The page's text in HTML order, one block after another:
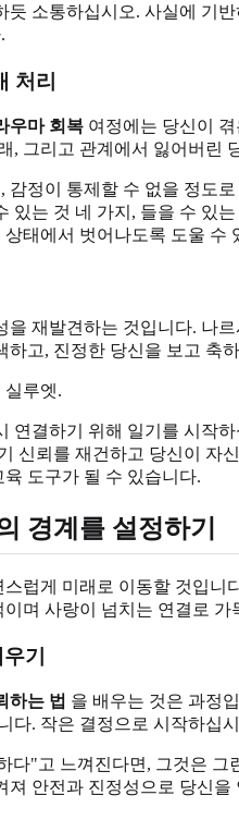
소통하십시오. 사실에 기
처리
우마 회복 여정에는 당신이
, 그리고 관계에서 잃어버린
정이 통제할 수 없을 정도
있는 것 네 가지, 들을 수 있
태에서 벗어나도록 도울 수
을 재발견하는 것입니다. 나
고, 진정한 당신을 보고 축
연결하기 위해 일기를 시작
신뢰를 재건하고 당신이 자
도구가 될 수 있습니다.
경계를 설정하기
럽게 미래로 이동할 것입
며 사랑이 넘치는 연결로
기
하는 법 을 배우는 것은 과정
다. 작은 결정으로 시작하
다"고 느껴진다면, 그것은
안전과 진정성으로 당신